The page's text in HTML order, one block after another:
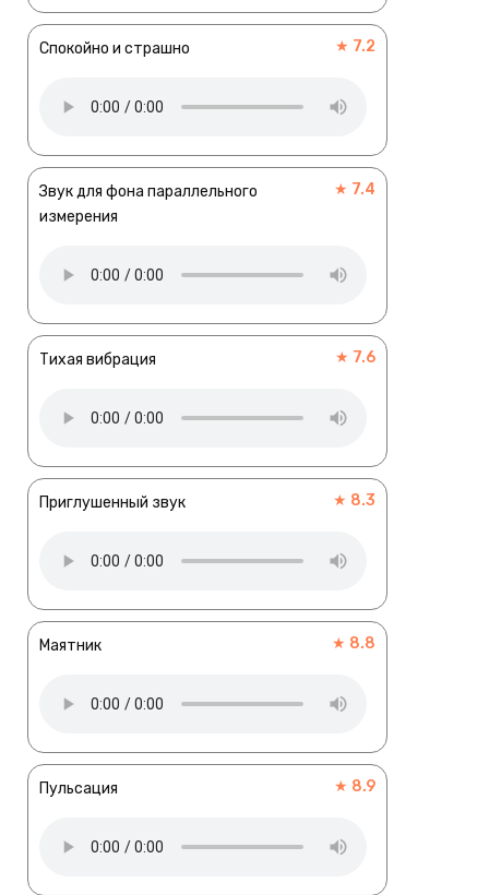
Спокойно и страшно ★ 7.2
Звук для фона параллельного
измерения
★ 7.4
Тихая вибрация ★ 7.6
Приглушенный звук ★ 8.3
Маятник ★ 8.8
Пульсация ★ 8.9